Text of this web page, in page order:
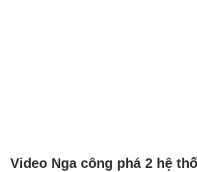
Video Nga công phá 2 hệ